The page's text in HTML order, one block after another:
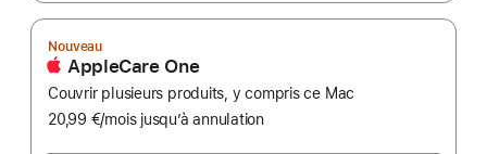
Nouveau
AppleCare One
Couvrir plusieurs produits, y compris ce Mac
20,99 €/moispar
jusqu’à annulation